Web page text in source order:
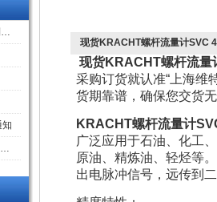
德国KRACHT克拉赫特全系列现货库存
（Temposonics）MTS位移传感器现货库存型号
现货KRACHT螺杆流量计SVC
现货KRACHT螺杆流量
采购订货就认准“上海维
货期靠谱，确保您交货
KRACHT螺杆流量计
广泛应用于石油、化工
原油、精炼油、轻烃等
出电脉冲信号，远传到